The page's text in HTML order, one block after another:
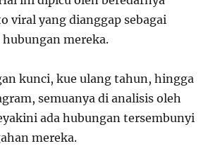
viral yang dianggap sebagai
mereka.
kunci, kue ulang tahun, hingga
semuanya di analisis oleh
ada hubungan tersembunyi
mereka.